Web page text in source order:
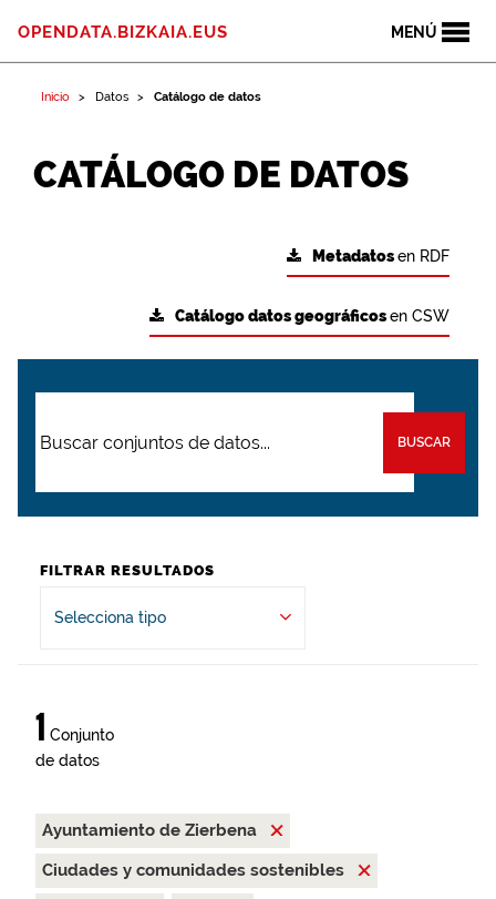
MENÚ
OPENDATA.BIZKAIA.EUS
Inicio Datos Catálogo de datos
CATÁLOGO DE DATOS
Metadatosen RDF
Catálogo datos geográficosen CSW
BUSCAR
FILTRAR RESULTADOS
Selecciona tipo
1 Conjunto
de datos
Ayuntamiento de Zierbena
Ciudades y comunidades sostenibles